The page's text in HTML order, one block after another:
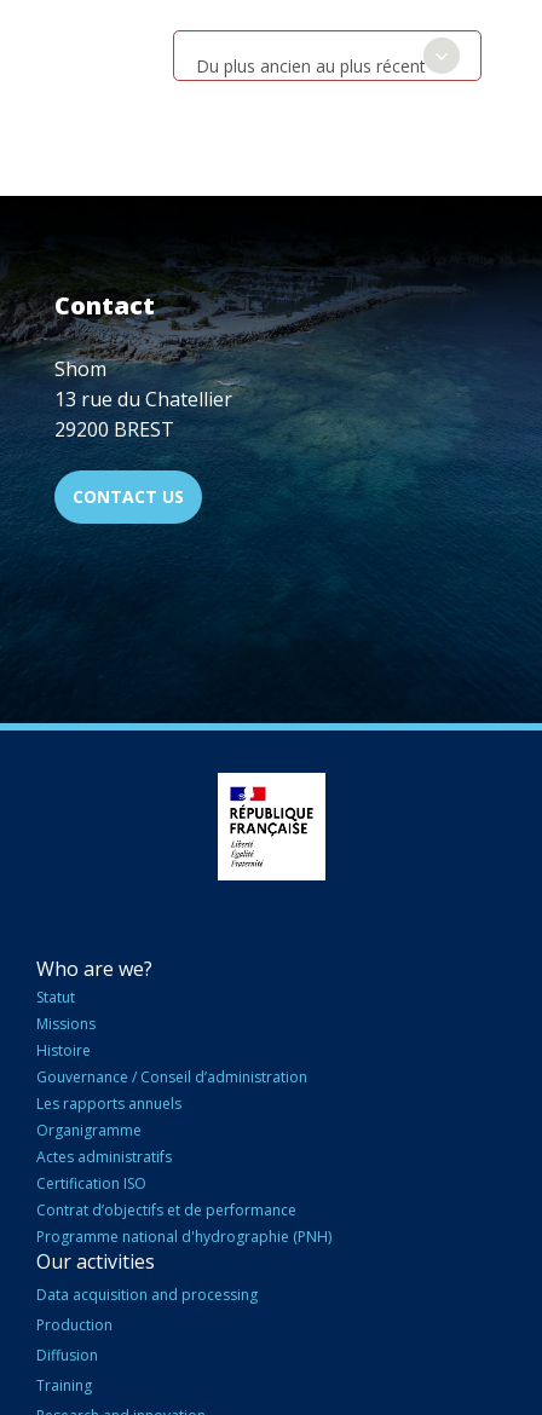
Du plus ancien au plus récent
Contact
Shom
13 rue du Chatellier
29200 BREST
CONTACT US
NAVIGATION
PRINCIPALE
Who are we?
Statut
Missions
Histoire
Gouvernance / Conseil d’administration
Les rapports annuels
Organigramme
Actes administratifs
Certification ISO
Contrat d’objectifs et de performance
Programme national d'hydrographie (PNH)
Our activities
Data acquisition and processing
Production
Diffusion
Training